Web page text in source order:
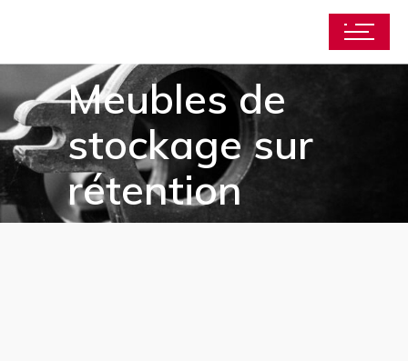
Meubles de
stockage sur
rétention